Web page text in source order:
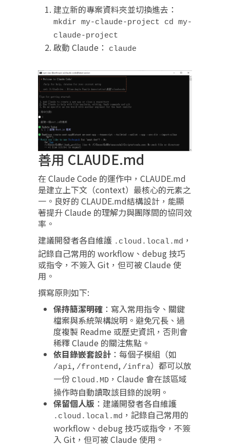
建立新的專案資料夾並切換進去：
mkdir my-claude-project cd my-
claude-project
啟動 Claude： claude
善用 CLAUDE.md
在 Claude Code 的運作中，CLAUDE.md
是建立上下文（context）最核心的元素之
一。良好的 CLAUDE.md結構設計，能顯
著提升 Claude 的理解力與團隊間的協同效
率。
建議開發者各自維護 .cloud.local.md ，
記錄自己常用的 workflow、debug 技巧
或指令，不簽入 Git，但可被 Claude 使
用。
撰寫原則如下:
保持簡潔明確 ：寫入常用指令、關鍵
檔案與系統架構說明。避免冗長、過
度複製 Readme 或歷史資訊，否則會
稀釋 Claude 的關注焦點。
依目錄嵌套設計 ：每個子模組（如
/api, /frontend, /infra）都可以放
一份 Cloud.MD ，Claude 會在該區域
操作時自動讀取該目錄的說明。
保留個人版 ：建議開發者各自維護
.cloud.local.md ，記錄自己常用的
workflow、debug 技巧或指令，不簽
入 Git，但可被 Claude 使用。